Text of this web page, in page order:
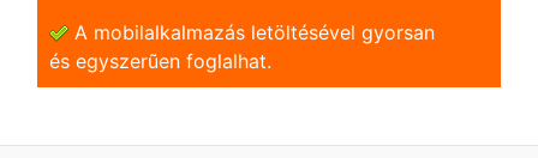
A mobilalkalmazás letöltésével gyorsan
és egyszerũen foglalhat.